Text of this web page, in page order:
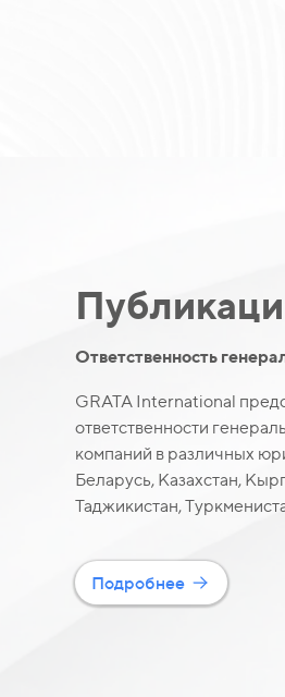
Ответственность
GRATA International
ответственности
компаний в различных
Беларусь, Казахстан,
Таджикистан,
Подробнее